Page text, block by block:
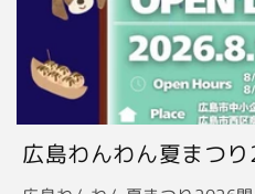
広島わんわん夏まつ